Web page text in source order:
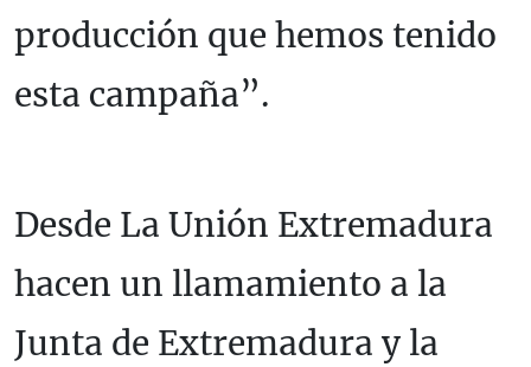
producción que hemos tenido
esta campaña”.
Desde La Unión Extremadura
hacen un llamamiento a la
Junta de Extremadura y la